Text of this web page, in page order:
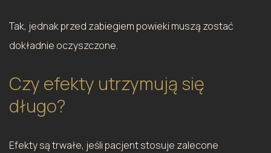
Tak, jednak przed zabiegiem powieki muszą zostać
dokładnie oczyszczone.
Czy efekty utrzymują się
długo?
Efekty są trwałe, jeśli pacjent stosuje zalecone